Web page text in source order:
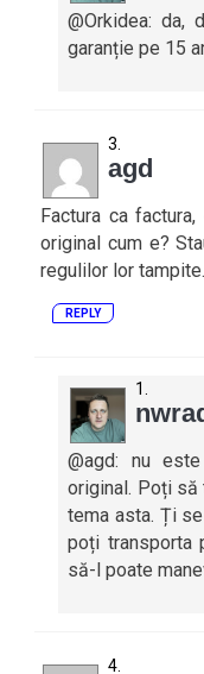
@Orkidea: da,
garanție pe 15
agd
Factura ca factura,
original cum e?
regulilor lor
REPLY
@agd: nu
original. Poți
tema asta. Ți
poți transporta
să-l poate